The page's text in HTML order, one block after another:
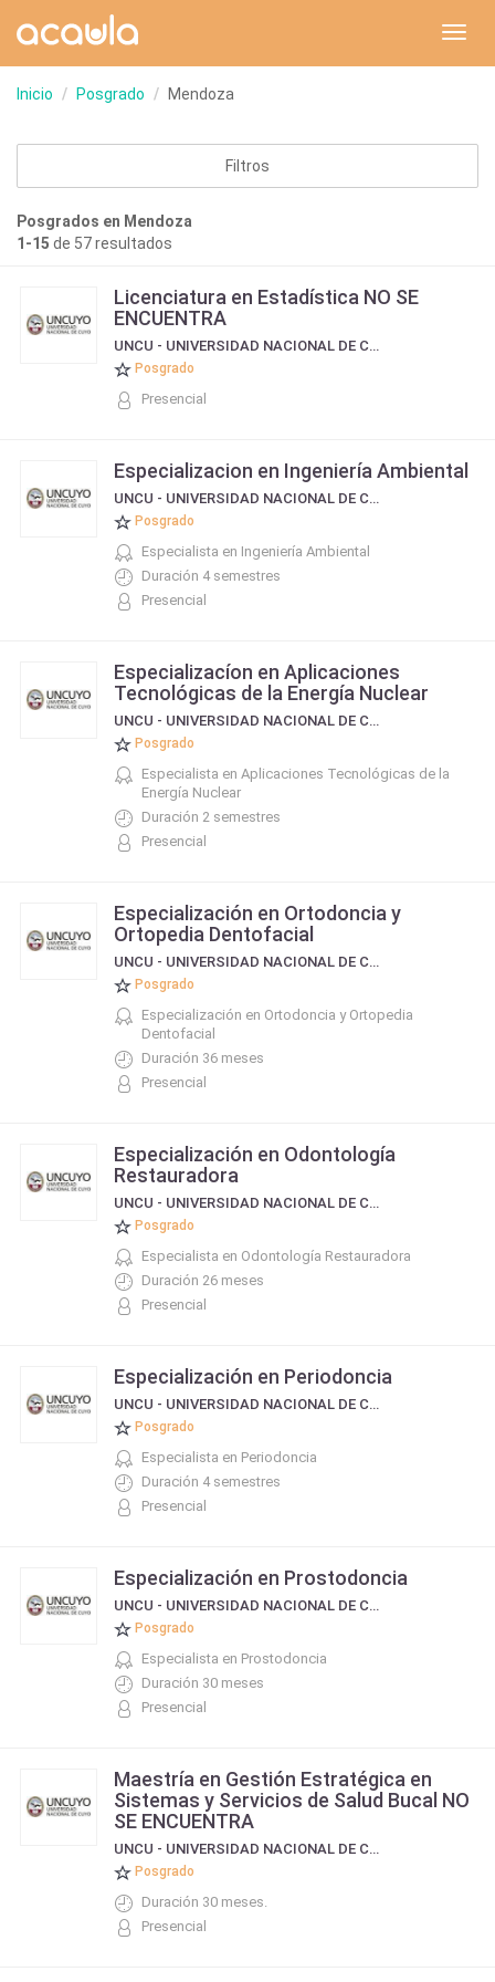
Inicio Posgrado Mendoza
Filtros
Posgrados en Mendoza
1-15 de 57 resultados
Licenciatura en Estadística NO SE
ENCUENTRA
UNCU - UNIVERSIDAD NACIONAL DE CUYO
Posgrado
Presencial
Especializacion en Ingeniería Ambiental
UNCU - UNIVERSIDAD NACIONAL DE CUYO
Posgrado
Especialista en Ingeniería Ambiental
Duración 4 semestres
Presencial
Especializacíon en Aplicaciones
Tecnológicas de la Energía Nuclear
UNCU - UNIVERSIDAD NACIONAL DE CUYO
Posgrado
Especialista en Aplicaciones Tecnológicas de la
Energía Nuclear
Duración 2 semestres
Presencial
Especialización en Ortodoncia y
Ortopedia Dentofacial
UNCU - UNIVERSIDAD NACIONAL DE CUYO
Posgrado
Especialización en Ortodoncia y Ortopedia
Dentofacial
Duración 36 meses
Presencial
Especialización en Odontología
Restauradora
UNCU - UNIVERSIDAD NACIONAL DE CUYO
Posgrado
Especialista en Odontología Restauradora
Duración 26 meses
Presencial
Especialización en Periodoncia
UNCU - UNIVERSIDAD NACIONAL DE CUYO
Posgrado
Especialista en Periodoncia
Duración 4 semestres
Presencial
Especialización en Prostodoncia
UNCU - UNIVERSIDAD NACIONAL DE CUYO
Posgrado
Especialista en Prostodoncia
Duración 30 meses
Presencial
Maestría en Gestión Estratégica en
Sistemas y Servicios de Salud Bucal NO
SE ENCUENTRA
UNCU - UNIVERSIDAD NACIONAL DE CUYO
Posgrado
Duración 30 meses.
Presencial